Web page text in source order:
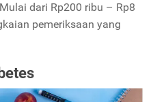
dari Rp200 ribu – Rp8
pemeriksaan yang